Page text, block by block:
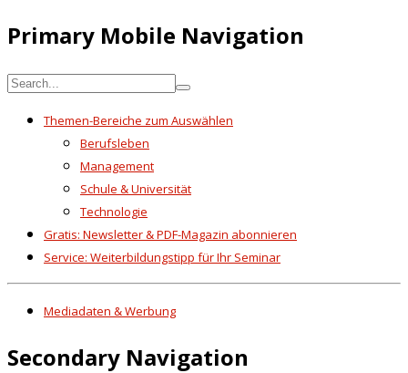
Primary Mobile Navigation
Themen-Bereiche zum Auswählen
Berufsleben
Management
Schule & Universität
Technologie
Gratis: Newsletter & PDF-Magazin abonnieren
Service: Weiterbildungstipp für Ihr Seminar
Mediadaten & Werbung
Secondary Navigation